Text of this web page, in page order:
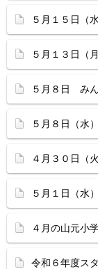
５月１５日（
５月１３日（
５月８日 みん
５月８日（水
４月３０日（
５月１日（水
４月の山元小
令和６年度ス